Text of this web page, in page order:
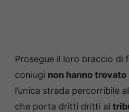
Prosegue il loro braccio di
coniugi non hanno
l’unica strada percorribile
che porta dritti dritti al